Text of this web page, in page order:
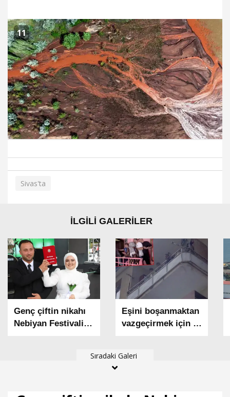
11
Sivas'ta
İLGİLİ GALERİLER
Sıradaki Galeri
Genç çiftin nikahı
Nebiyan Festivali
Eşini boşanmaktan
vazgeçirmek için 2
tarafından etkisiz